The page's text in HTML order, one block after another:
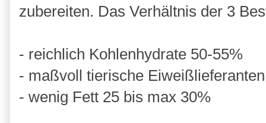
zubereiten. Das Verhältnis der 3
- reichlich Kohlenhydrate 50-55%
- maßvoll tierische
- wenig Fett 25 bis max 30%